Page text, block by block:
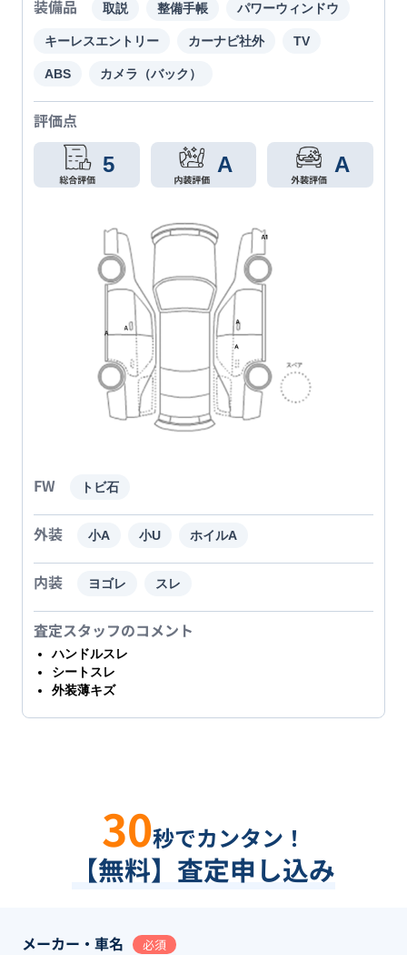
装備品 取説 整備手帳 パワーウィンドウ
キーレスエントリー カーナビ社外 TV
ABS カメラ（バック）
評価点
5 A A
FW トビ石
外装 小A 小U ホイルA
内装 ヨゴレ スレ
査定スタッフのコメント
ハンドルスレ
シートスレ
外装薄キズ
30秒でカンタン！
【無料】査定申し込み
メーカー・車名 必須